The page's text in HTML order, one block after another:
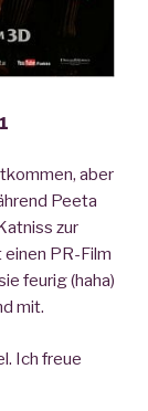
aber
Peeta
zur
PR-Film
feurig (haha)
mit.
Ich freue